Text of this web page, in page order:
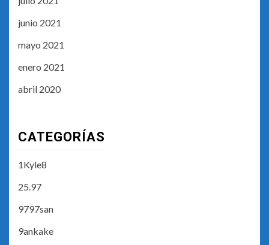
junio 2021
mayo 2021
enero 2021
abril 2020
CATEGORÍAS
1Kyle8
25.97
9797san
9ankake